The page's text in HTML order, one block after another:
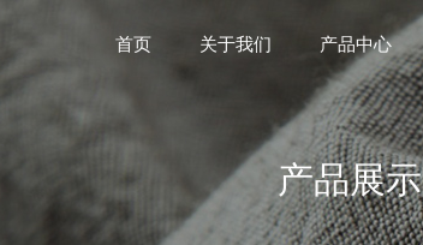
首页 关于我们 产品中心
产品展示